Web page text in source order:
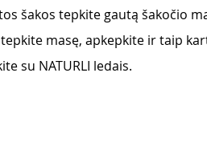
šakos tepkite gautą šakočio
masę, apkepkite ir taip
su NATURLI ledais.